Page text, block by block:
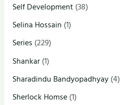
Self Development(38)
Selina Hossain (1)
Series (229)
Shankar(1)
Sharadindu Bandyopadhyay(4)
Sherlock Homse(1)